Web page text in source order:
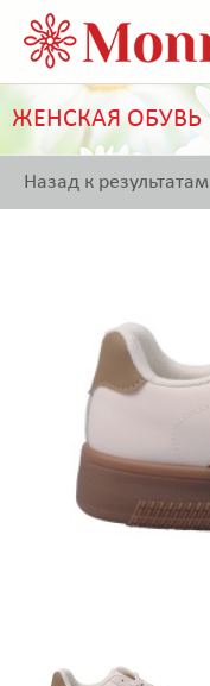
ЖЕНСКАЯ ОБУВЬ
Назад к результатам